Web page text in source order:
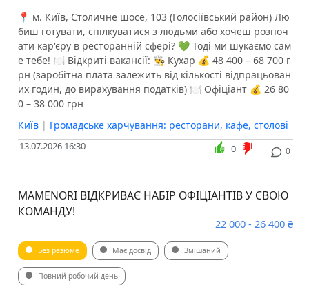
📍 м. Київ, Столичне шосе, 103 (Голосіївський район) Лю
биш готувати, спілкуватися з людьми або хочеш розпоч
ати кар'єру в ресторанній сфері? 💚 Тоді ми шукаємо сам
е тебе! 🍽 Відкриті вакансії: 👨‍🍳 Кухар 💰 48 400 – 68 700 г
рн (заробітна плата залежить від кількості відпрацьован
их годин, до вирахування податків) 🍽 Офіціант 💰 26 80
0 – 38 000 грн
Київ | Громадське харчування: ресторани, кафе, столові
13.07.2026 16:30 0
0
MAMENORI ВІДКРИВАЄ НАБІР ОФІЦІАНТІВ У СВОЮ
КОМАНДУ!
22 000 - 26 400 ₴
Без резюме Має досвід Змішаний
Повний робочий день